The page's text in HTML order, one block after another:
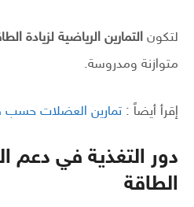
لتكون التمارين الرياضية لزيادة
متوازنة ومدروسة.
إقرأ أيضاً : تمارين العضلات حسب
دور التغذية في دعم
الطاقة